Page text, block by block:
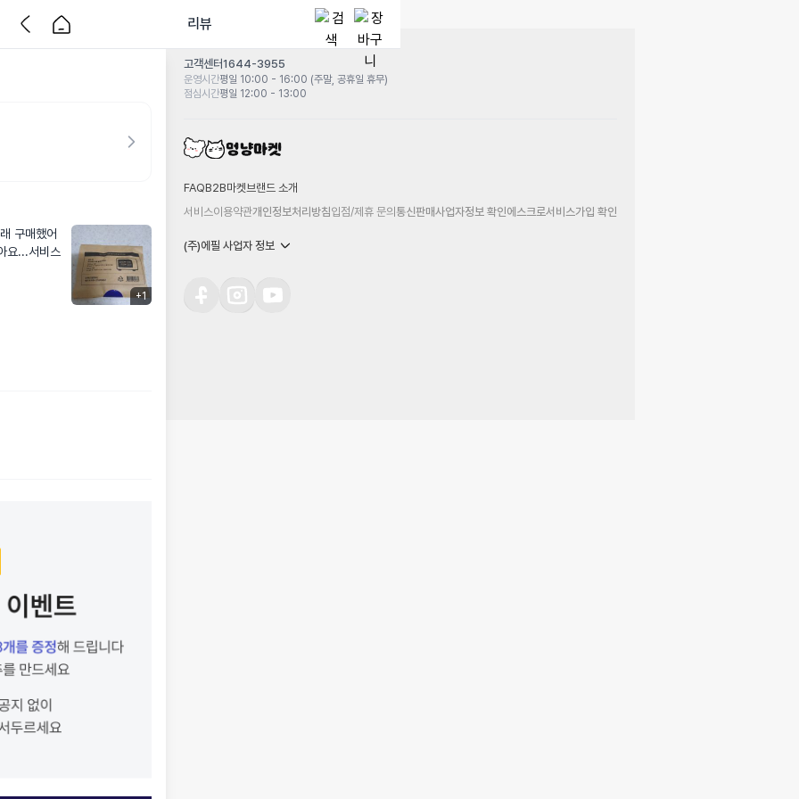
리뷰
+1
구매했어
요...서비스
고객센터1644-3955
운영시간평일 10:00 - 16:00 (주말, 공휴일 휴무)
점심시간평일 12:00 - 13:00
FAQB2B마켓 브랜드 소개
서비스이용약관개인정보처리방침입점/제휴 문의통신판매사업자정보 확인에스크로서비스가입 확인
(주)에필 사업자 정보